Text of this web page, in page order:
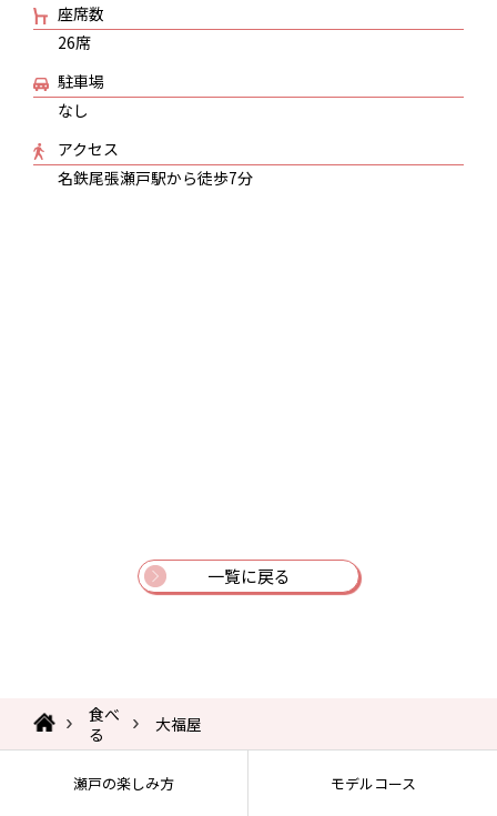
座席数
26席
駐車場
なし
アクセス
名鉄尾張瀬戸駅から徒歩7分
一覧に戻る
食べ
る
大福屋
瀬戸の楽しみ方 モデルコース